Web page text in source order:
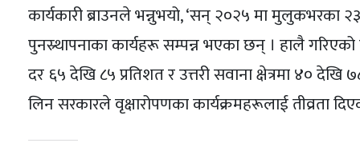
कार्यकारी ब्राउनले भन्नुभयो, ‘सन् २०२५ मा मुलुकभरका
पुनस्र्थापनाका कार्यहरू सम्पन्न भएका छन् । हालै
दर ६५ देखि ८५ प्रतिशत र उत्तरी सवाना क्षेत्रमा ४०
लिन सरकारले वृक्षारोपणका कार्यक्रमहरूलाई तीव्रता